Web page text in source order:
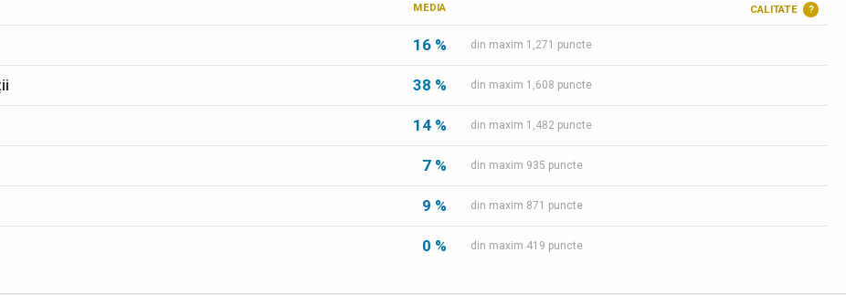
MEDIA CALITATE ?
16 % din maxim 1,271 puncte
38 % din maxim 1,608 puncte
14 % din maxim 1,482 puncte
7 % din maxim 935 puncte
9 % din maxim 871 puncte
0 % din maxim 419 puncte